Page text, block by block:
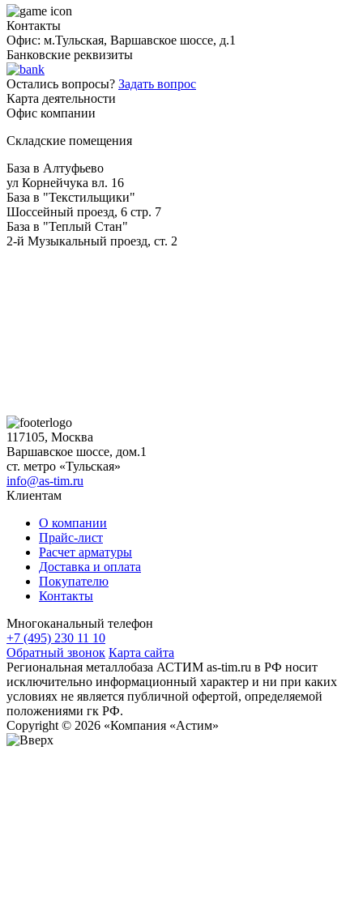
Контакты
Офис: м.Тульская, Варшавское шоссе, д.1
Банковские реквизиты
Остались вопросы? Задать вопрос
Карта деятельности
Офис компании
Складские помещения
База в Алтуфьево
ул Корнейчука вл. 16
База в "Текстильщики"
Шоссейный проезд, 6 стр. 7
База в "Теплый Стан"
2-й Музыкальный проезд, ст. 2
117105, Москва
Варшавское шоссе, дом.1
ст. метро «Тульская»
info@as-tim.ru
Клиентам
О компании
Прайс-лист
Расчет арматуры
Доставка и оплата
Покупателю
Контакты
Многоканальный телефон
+7 (495) 230 11 10
Обратный звонок Карта сайта
Региональная металлобаза АСТИМ as-tim.ru в РФ носит
исключительно информационный характер и ни при каких
условиях не является публичной офертой, определяемой
положениями гк РФ.
Copyright © 2026 «Компания «Астим»